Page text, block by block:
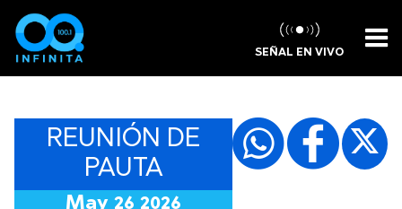
SEÑAL EN VIVO
REUNIÓN DE
PAUTA
May 26 2026